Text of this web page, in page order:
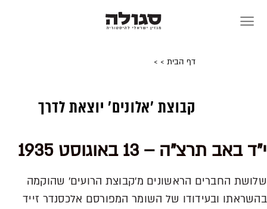
דף הבית >
>
קבוצת 'אלונים' יוצאת לדרך
י"ד באב תרצ"ה – 13 באוגוסט 1935
שלושת החברים הראשונים מ'קבוצת הרועים' שהוקמה
בהשראתו ובעידודו של השומר המפורסם אלכסנדר זייד